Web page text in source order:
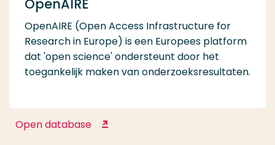
OpenAIRE
OpenAIRE (Open Access Infrastructure for
Research in Europe) is een Europees platform
dat 'open science' ondersteunt door het
toegankelijk maken van onderzoeksresultaten.
Open database OpenAIRE